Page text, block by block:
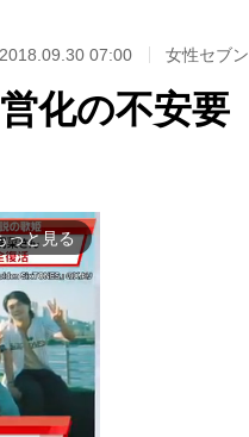
2018.09.30 07:00 女性セブン
化の不安要
っと見る